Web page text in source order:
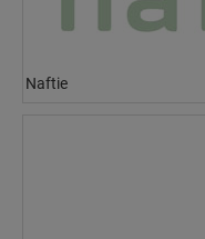
Naftie